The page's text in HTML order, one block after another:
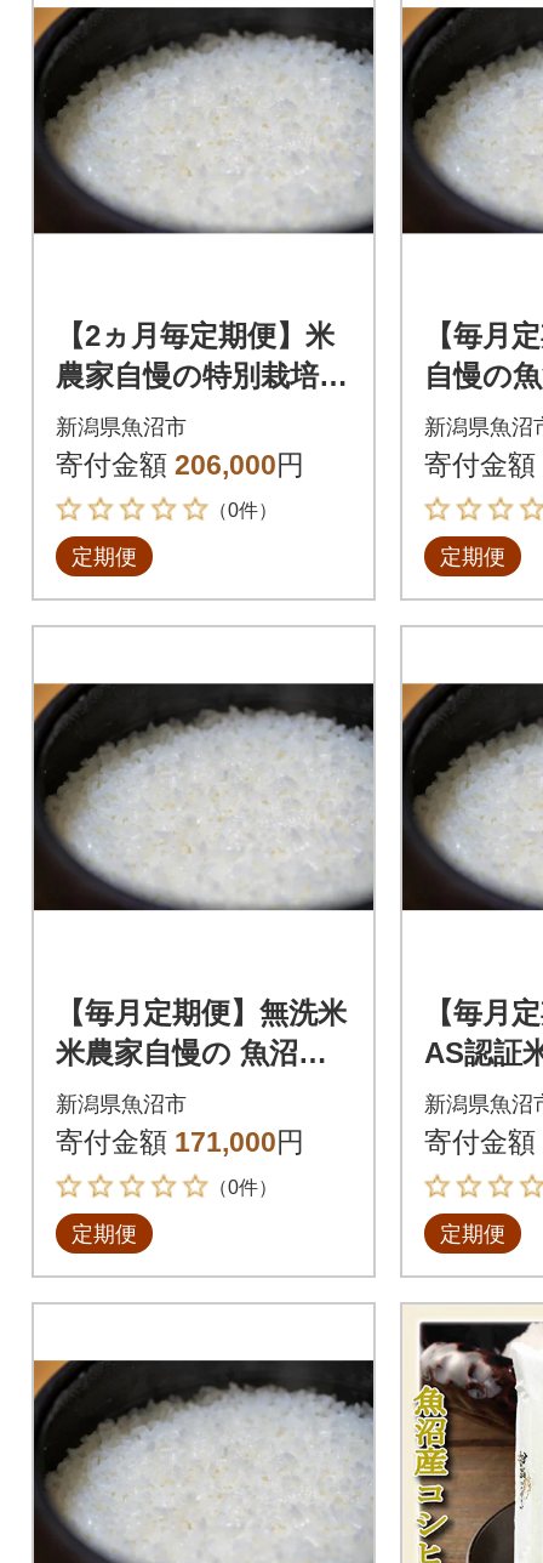
【2ヵ月毎定期便】米
農家自慢の特別栽培米
魚沼産コシヒカリ精
米10kg(5kg×2袋)全6
回
新潟県魚沼市
寄付金額 206,000円
（0件）
定期便
【毎月
自慢の
カリ精
袋)全12
新潟県魚沼
寄付金額
定期便
【毎月定期便】無洗米
米農家自慢の 魚沼産
コシヒカリ2kg×2袋全
12回
新潟県魚沼市
寄付金額 171,000円
（0件）
定期便
【毎月
AS認証
の魚沼
精米
新潟県魚沼
寄付金額
定期便